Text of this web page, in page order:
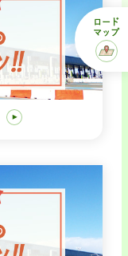
ロード
マップ